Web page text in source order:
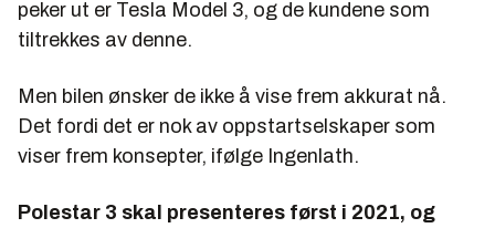
peker ut er Tesla Model 3, og de kundene som
tiltrekkes av denne.
Men bilen ønsker de ikke å vise frem akkurat nå.
Det fordi det er nok av oppstartselskaper som
viser frem konsepter, ifølge Ingenlath.
Polestar 3 skal presenteres først i 2021, og